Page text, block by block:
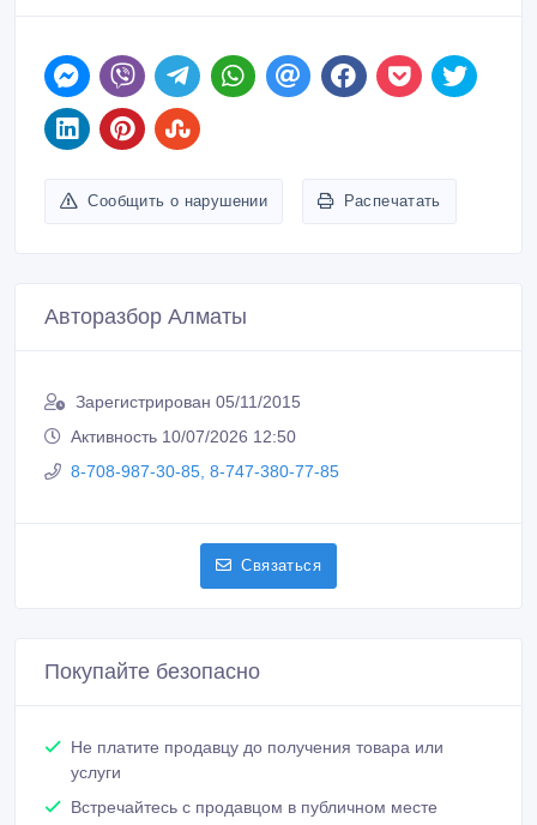
Сообщить о нарушении Распечатать
Авторазбор Алматы
Зарегистрирован 05/11/2015
Активность 10/07/2026 12:50
8-708-987-30-85, 8-747-380-77-85
Связаться
Покупайте безопасно
Не платите продавцу до получения товара или
услуги
Встречайтесь с продавцом в публичном месте